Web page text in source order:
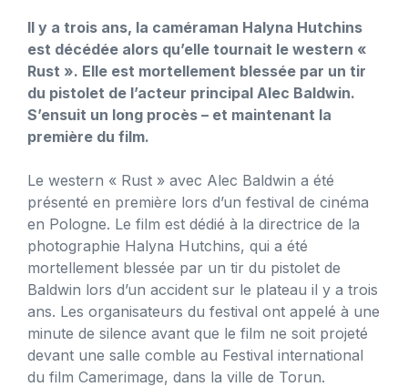
Il y a trois ans, la caméraman Halyna Hutchins
est décédée alors qu’elle tournait le western «
Rust ». Elle est mortellement blessée par un tir
du pistolet de l’acteur principal Alec Baldwin.
S’ensuit un long procès – et maintenant la
première du film.
Le western « Rust » avec Alec Baldwin a été
présenté en première lors d’un festival de cinéma
en Pologne. Le film est dédié à la directrice de la
photographie Halyna Hutchins, qui a été
mortellement blessée par un tir du pistolet de
Baldwin lors d’un accident sur le plateau il y a trois
ans. Les organisateurs du festival ont appelé à une
minute de silence avant que le film ne soit projeté
devant une salle comble au Festival international
du film Camerimage, dans la ville de Torun.